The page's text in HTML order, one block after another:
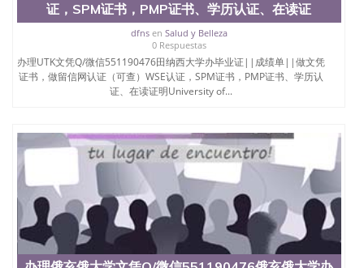
学院的毕业证成绩单所使用的材料，尺寸大小，防伪
结构（包括：水印，阴影底纹，钢印LOGO烫金烫
银，LOGO烫金烫银复合重叠。 文字图案浮雕，激光
镭射，紫外荧光，温感，复印防伪）都有原版本文凭
对照。质量得到了广大海外客户群体的认可，同时和
海外学校留学中介， 同时能做到与时俱进，及时掌握
新信息， 能够在时间掌握的海外学历文凭的样版，尺
寸大小，纸张材质，防伪技术等等，并在时间收集到
原版实物，以求达到客户的需求。 我们的优势： 我
们在保证合理定价的同时，坚持较高性价比，通过品
质和效率不断优化，为您倾情诠释什么是高性价比。
咨询顾问：Sam q/微信:551190476 Q/微
信:551190476办理毕业证成绩单、教育部认证,录取通
知书，雅思，留学回国证明.
证，SPM证书，PMP证书、学历认证、在读证
dfnsen Salud y Belleza
0 Respuestas
办理UTK文凭Q/微信551190476田纳西大学办毕业证||成绩单||做文凭
证书，做留信网认证（可查）WSE认证，SPM证书，PMP证书、学历认
证、在读证明University of...